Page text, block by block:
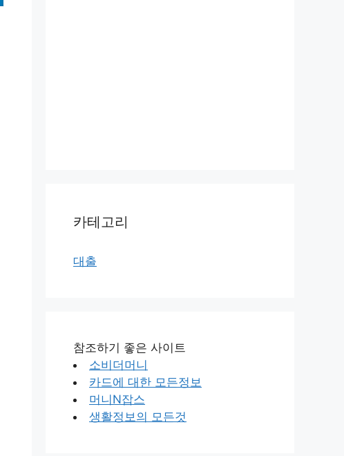
카테고리
대출
참조하기 좋은 사이트
소비더머니
카드에 대한 모든정보
머니N잡스
생활정보의 모든것